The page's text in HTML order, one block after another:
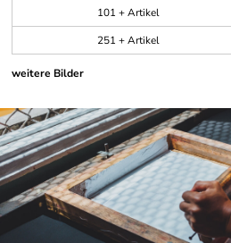
101 + Artikel
251 + Artikel
weitere Bilder